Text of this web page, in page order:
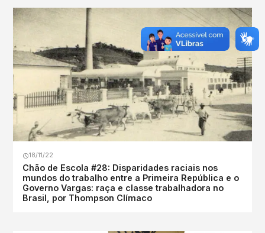
18/11/22
Chão de Escola #28: Disparidades raciais nos
mundos do trabalho entre a Primeira República e o
Governo Vargas: raça e classe trabalhadora no
Brasil, por Thompson Clímaco